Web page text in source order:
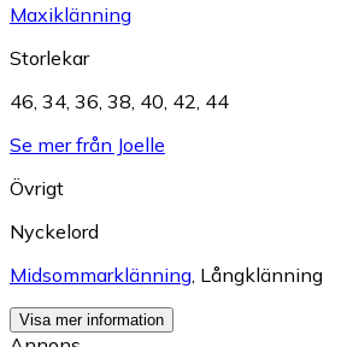
Maxiklänning
Storlekar
46 34 36 38 40 42 44
Se mer från Joelle
Övrigt
Nyckelord
Midsommarklänning Långklänning
Visa mer information